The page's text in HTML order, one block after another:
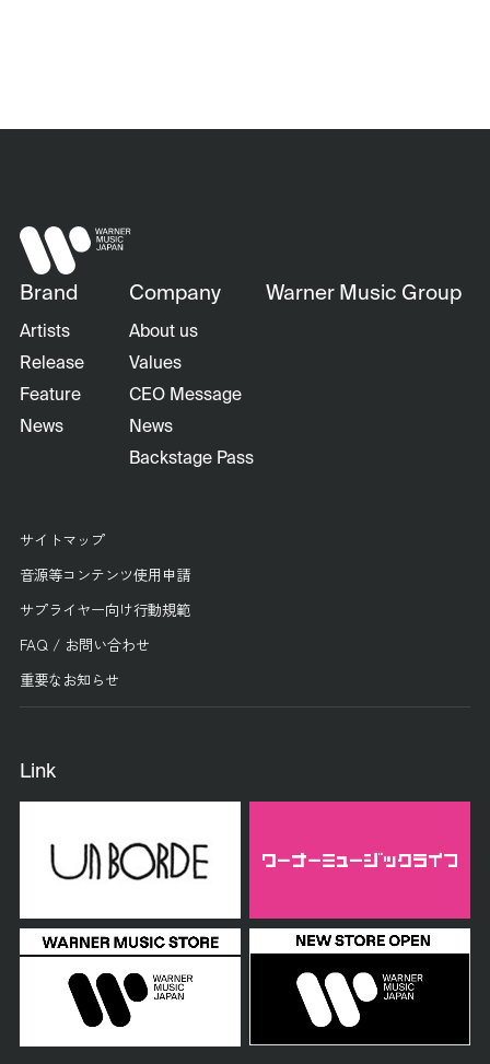
Brand
Artists
Release
Feature
News
Company
About us
Values
CEO Message
News
Backstage Pass
Warner Music Group
サイトマップ
音源等コンテンツ使用申請
サプライヤー向け行動規範
FAQ / お問い合わせ
重要なお知らせ
Link